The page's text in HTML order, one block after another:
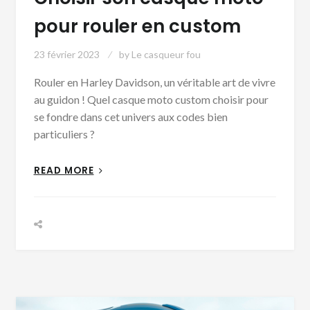
pour rouler en custom
23 février 2023 by Le casqueur fou
Rouler en Harley Davidson, un véritable art de vivre
au guidon ! Quel casque moto custom choisir pour
se fondre dans cet univers aux codes bien
particuliers ?
READ MORE